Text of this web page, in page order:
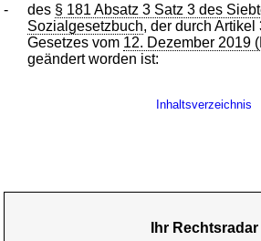
- des § 181 Absatz 3 Satz 3 des
Sozialgesetzbuch, der durch
Gesetzes vom 12. Dezember 2019
geändert worden ist:
Inhaltsverzeichnis
Ihr Rechtsradar